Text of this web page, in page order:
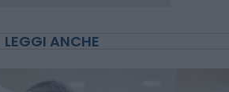
LEGGI ANCHE